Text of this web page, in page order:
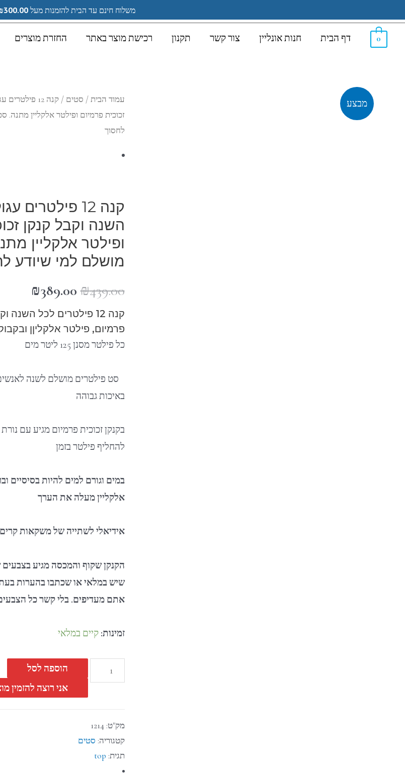
!Мы говорим по-русски
0 דף הבית חנות אונליין צור קשר תקנון רכישת מוצר באתר החזרת מוצרים
מבצע עמוד הבית/ סטים
/ קנה 12
זכוכית פרמיום ופילטר אלקליין מתנה.
לחסוך
קנה 12 פילטרים
השנה וקבל קנקן
ופילטר אלקליין
מושלם למי שיודע
₪439.00
₪389.00
קנה 12 פילטרים לכל השנה
פרמיום, פילטר אלקליןן
כל פילטר מסנן 125 ליטר מים
סט פילטרים מושלם לשנה
באיכות גבוהה
בקנקן זכוכית פרמיום מגיע עם
להחליף פילטר בזמן
במים וגורם למים להיות בסיסיים
אלקליין מעלה את הערך
אידיאלי לשתייה של משקאות קרים
הקנקן שקוף והמכסה מגיע בצבעים
שיש במלאי או שכתבו בהערות
אתם מעדיפים. בלי קשר כל
זמינות: קיים במלאי
הוספה לסל
אני רוצה להזמין
מק"ט:1214
קטגוריה: סטים
תגית: top
משלוח חינם עד הבית להזמנות מעל 300.00